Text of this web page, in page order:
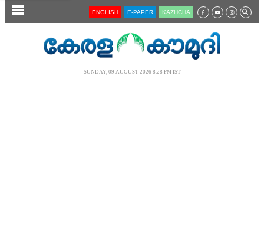
SECTIONS ENGLISH E-PAPER KĀZHCHA
SUNDAY, 09 AUGUST 2026 8.28 PM IST